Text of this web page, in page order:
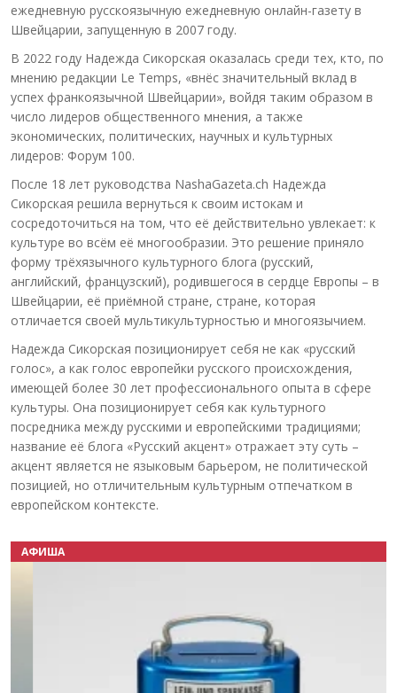
ежедневную русскоязычную ежедневную онлайн-газету в
Швейцарии, запущенную в 2007 году.
В 2022 году Надежда Сикорская оказалась среди тех, кто, по
мнению редакции Le Temps, «внёс значительный вклад в
успех франкоязычной Швейцарии», войдя таким образом в
число лидеров общественного мнения, а также
экономических, политических, научных и культурных
лидеров: Форум 100.
После 18 лет руководства NashaGazeta.ch Надежда
Сикорская решила вернуться к своим истокам и
сосредоточиться на том, что её действительно увлекает: к
культуре во всём её многообразии. Это решение приняло
форму трёхязычного культурного блога (русский,
английский, французский), родившегося в сердце Европы – в
Швейцарии, её приёмной стране, стране, которая
отличается своей мультикультурностью и многоязычием.
Надежда Сикорская позиционирует себя не как «русский
голос», а как голос европейки русского происхождения,
имеющей более 30 лет профессионального опыта в сфере
культуры. Она позиционирует себя как культурного
посредника между русскими и европейскими традициями;
название её блога «Русский акцент» отражает эту суть –
акцент является не языковым барьером, не политической
позицией, но отличительным культурным отпечатком в
европейском контексте.
АФИША